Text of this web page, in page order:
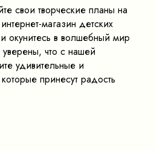
свои творческие планы на
магазин детских
окунитесь в волшебный мир
что с нашей
удивительные и
принесут радость